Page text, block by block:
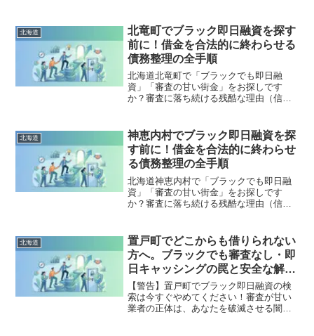
まで徹底解説。多重債務の地獄から抜け
出し、合法的に借金を減額・免除する
「債務整理」の正しい知識と、今すぐ督
促を止める無料相談窓口をご案内しま
す。
北海道
北竜町でブラック即日融資を探す
前に！借金を合法的に終わらせる
債務整理の全手順
北海道北竜町で「ブラックでも即日融
資」「審査の甘い街金」をお探しです
か？審査に落ち続ける残酷な理由（信用
まで徹底解説。多重債務の地獄から抜け
出し、合法的に借金を減額・免除する
「債務整理」の正しい知識と、今すぐ督
促を止める無料相談窓口をご案内しま
す。
北海道
神恵内村でブラック即日融資を探
す前に！借金を合法的に終わらせ
る債務整理の全手順
北海道神恵内村で「ブラックでも即日融
資」「審査の甘い街金」をお探しです
か？審査に落ち続ける残酷な理由（信用
まで徹底解説。多重債務の地獄から抜け
出し、合法的に借金を減額・免除する
「債務整理」の正しい知識と、今すぐ督
促を止める無料相談窓口をご案内しま
す。
北海道
置戸町でどこからも借りられない
方へ。ブラックでも審査なし・即
日キャッシングの罠と安全な解決
策
【警告】置戸町でブラック即日融資の検
索は今すぐやめてください！審査が甘い
業者の正体は、あなたを破滅させる闇金